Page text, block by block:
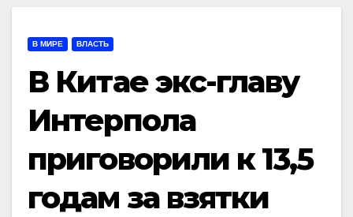
В МИРЕ ВЛАСТЬ
В Китае экс-главу
Интерпола
приговорили к 13,5
годам за взятки